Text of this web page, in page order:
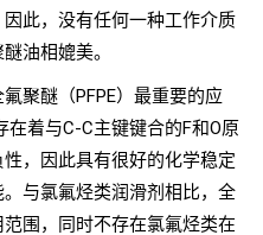
此，没有任何一种工作介质
油相媲美。
聚醚（PFPE）最重要的应
在着与C-C主键键合的F和O原
，因此具有很好的化学稳定
与氯氟烃类润滑剂相比，全
围，同时不存在氯氟烃类在